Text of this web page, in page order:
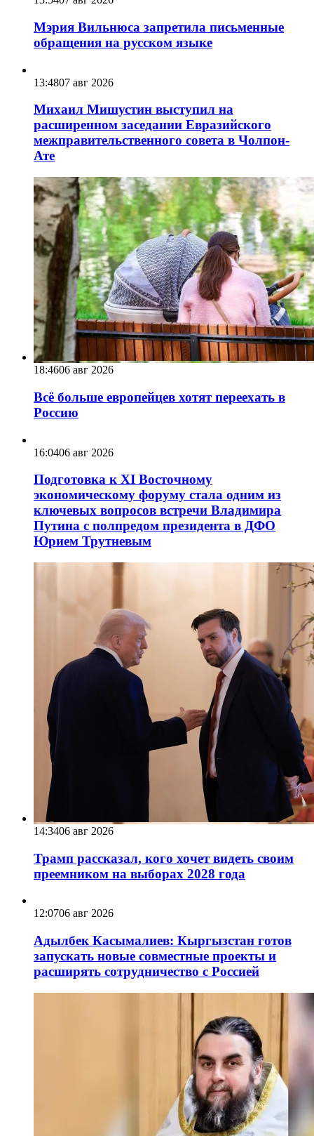
Мэрия Вильнюса запретила письменные
обращения на русском языке
13:4807 авг 2026
Михаил Мишустин выступил на
расширенном заседании Евразийского
межправительственного совета в Чолпон-
Ате
18:4606 авг 2026
Всё больше европейцев хотят переехать в
Россию
16:0406 авг 2026
Подготовка к XI Восточному
экономическому форуму стала одним из
ключевых вопросов встречи Владимира
Путина с полпредом президента в ДФО
Юрием Трутневым
14:3406 авг 2026
Трамп рассказал, кого хочет видеть своим
преемником на выборах 2028 года
12:0706 авг 2026
Адылбек Касымалиев: Кыргызстан готов
запускать новые совместные проекты и
расширять сотрудничество с Россией